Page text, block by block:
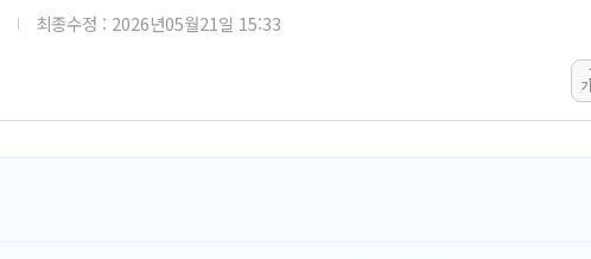
롯데백화점,
한수원 "폭염
최종수정 : 2026년05월21일 15:33